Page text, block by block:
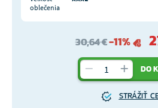
oblečenia
30,64 €-11%
DO
STRÁŽIŤ